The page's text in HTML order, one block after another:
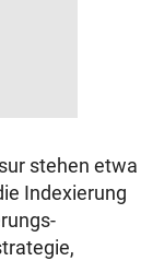
stehen etwa
Indexierung